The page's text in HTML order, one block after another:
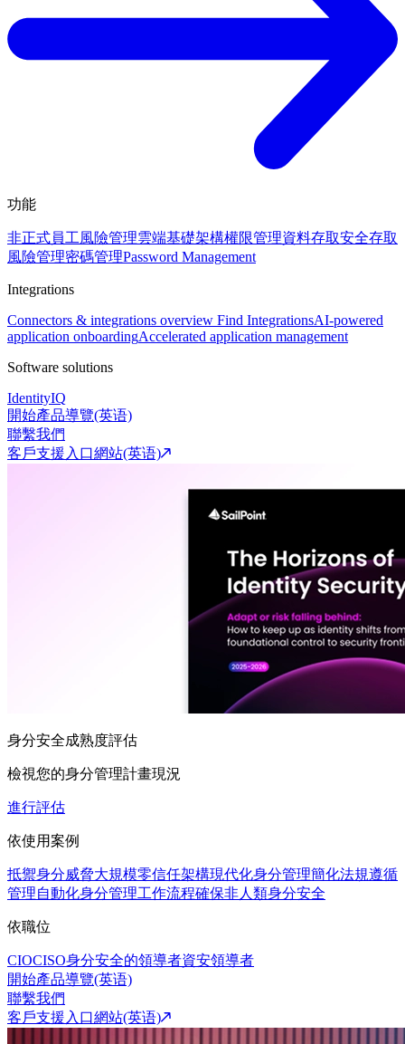
功能
非正式員工風險管理雲端基礎架構權限管理資料存取安全存取
風險管理密碼管理Password Management
Integrations
Connectors & integrations overview Find IntegrationsAI-powered
application onboardingAccelerated application management
Software solutions
IdentityIQ
開始產品導覽(英语)
聯繫我們
客戶支援入口網站(英语)
身分安全成熟度評估
檢視您的身分管理計畫現況
進行評估
依使用案例
抵禦身分威脅大規模零信任架構現代化身分管理簡化法規遵循
管理自動化身分管理工作流程確保非人類身分安全
依職位
CIOCISO身分安全的領導者資安領導者
開始產品導覽(英语)
聯繫我們
客戶支援入口網站(英语)